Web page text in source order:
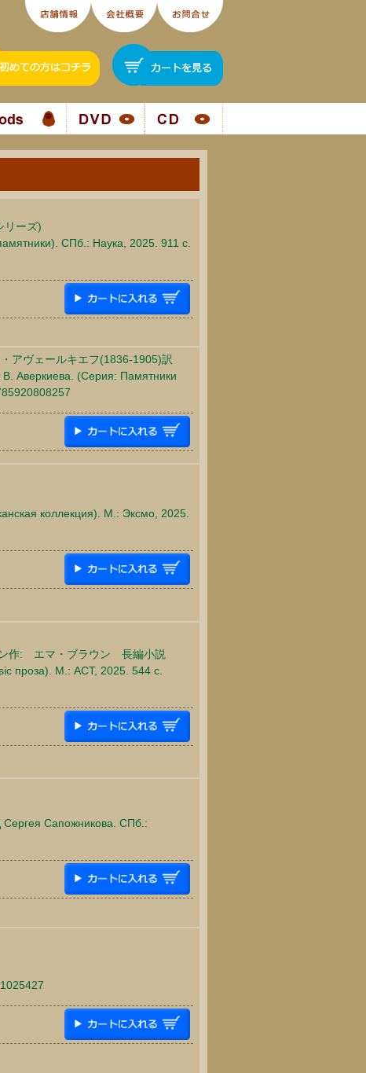
ーズ)
СПб.: Наука, 2025. 911 c.
アヴェールキエフ(1836-1905)訳
Аверкиева. (Серия: Памятники
коллекция). М.: Эксмо, 2025.
ン作: エマ・ブラウン 長編小説
проза). М.: АСТ, 2025. 544 c.
Сапожникова. СПб.: